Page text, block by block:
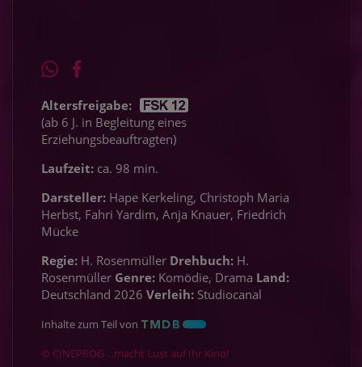
Altersfreigabe:
(ab 6 J. in Begleitung eines
Erziehungsbeauftragten)
Laufzeit: ca. 98 min.
Darsteller: Hape Kerkeling, Christoph Maria
Herbst, Fahri Yardim, Anja Knauer, Friedrich
Mücke
Regie: H. Rosenmüller Drehbuch: H.
Rosenmüller Genre: Komödie, Drama Land:
Deutschland 2026 Verleih: Studiocanal
Inhalte zum Teil von
© CINEPROG ...macht Lust auf Ihr Kino!